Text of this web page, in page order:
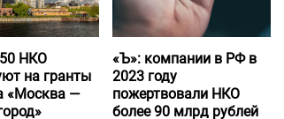
НКО
на гранты
«Москва —
«Ъ‎»: компании в РФ в
2023 году
пожертвовали НКО
более 90 млрд рублей